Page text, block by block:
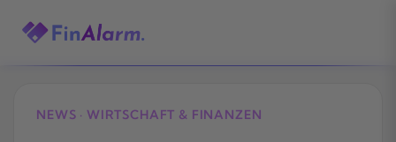
Inhalt
NEWS · WIRTSCHAFT & FINANZEN